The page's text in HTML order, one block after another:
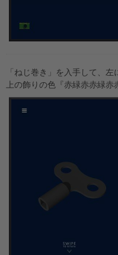
「ねじ巻き」を入手して、左
上の飾りの色『赤緑赤赤緑赤